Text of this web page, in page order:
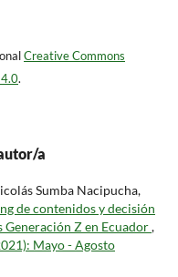
Creative Commons
.
a
Sumba Nacipucha,
de contenidos y decisión
Z en Ecuador,
Mayo - Agosto